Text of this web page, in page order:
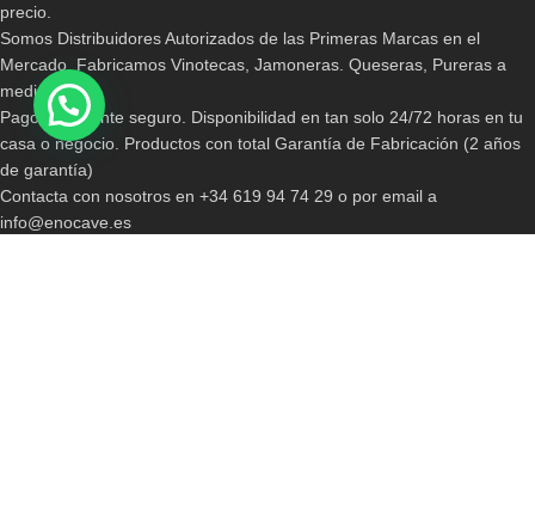
precio.
Somos Distribuidores Autorizados de las Primeras Marcas en el
Mercado. Fabricamos Vinotecas, Jamoneras. Queseras, Pureras a
medida.
Pago totalmente seguro. Disponibilidad en tan solo 24/72 horas en tu
casa o negocio. Productos con total Garantía de Fabricación (2 años
de garantía)
Contacta con nosotros en +34 619 94 74 29 o por email a
info@enocave.es